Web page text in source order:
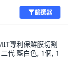
篩選器
專利保鮮膜切割
代 藍白色, 1個, 1